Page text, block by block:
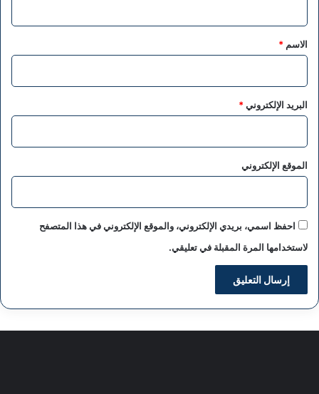
*
الاسم *
البريد الإلكتروني*
الموقع الإلكتروني
احفظ اسمي، بريدي الإلكتروني، والموقع الإلكتروني في هذا المتصفح
لاستخدامها المرة المقبلة في تعليقي.